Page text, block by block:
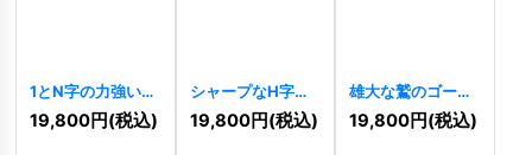
1とN字の力強い上
昇ロゴ[10283]
19,800円(税込)
シャープなH字の
スピードロゴ
10204]
19,800円(税込)
雄大な鷲のゴール
ドエンブレムロゴ
10298]
19,800円(税込)